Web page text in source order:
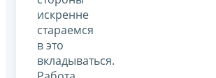
искренне
стараемся
в это
вкладываться.